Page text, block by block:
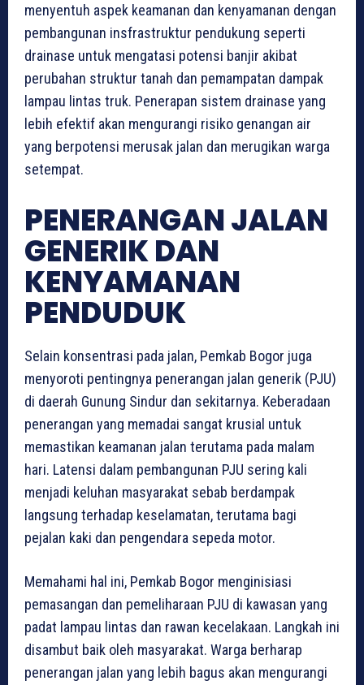
menyentuh aspek keamanan dan kenyamanan dengan
pembangunan insfrastruktur pendukung seperti
drainase untuk mengatasi potensi banjir akibat
perubahan struktur tanah dan pemampatan dampak
lampau lintas truk. Penerapan sistem drainase yang
lebih efektif akan mengurangi risiko genangan air
yang berpotensi merusak jalan dan merugikan warga
setempat.
PENERANGAN JALAN
GENERIK DAN
KENYAMANAN
PENDUDUK
Selain konsentrasi pada jalan, Pemkab Bogor juga
menyoroti pentingnya penerangan jalan generik (PJU)
di daerah Gunung Sindur dan sekitarnya. Keberadaan
penerangan yang memadai sangat krusial untuk
memastikan keamanan jalan terutama pada malam
hari. Latensi dalam pembangunan PJU sering kali
menjadi keluhan masyarakat sebab berdampak
langsung terhadap keselamatan, terutama bagi
pejalan kaki dan pengendara sepeda motor.
Memahami hal ini, Pemkab Bogor menginisiasi
pemasangan dan pemeliharaan PJU di kawasan yang
padat lampau lintas dan rawan kecelakaan. Langkah ini
disambut baik oleh masyarakat. Warga berharap
penerangan jalan yang lebih bagus akan mengurangi